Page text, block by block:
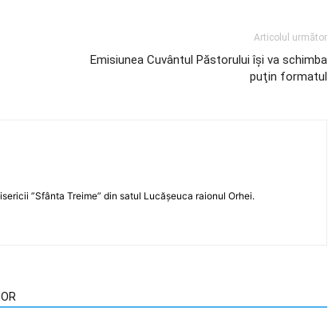
Articolul următor
Emisiunea Cuvântul Păstorului îşi va schimba
puţin formatul
”Sfânta Treime” din satul Lucășeuca raionul Orhei.